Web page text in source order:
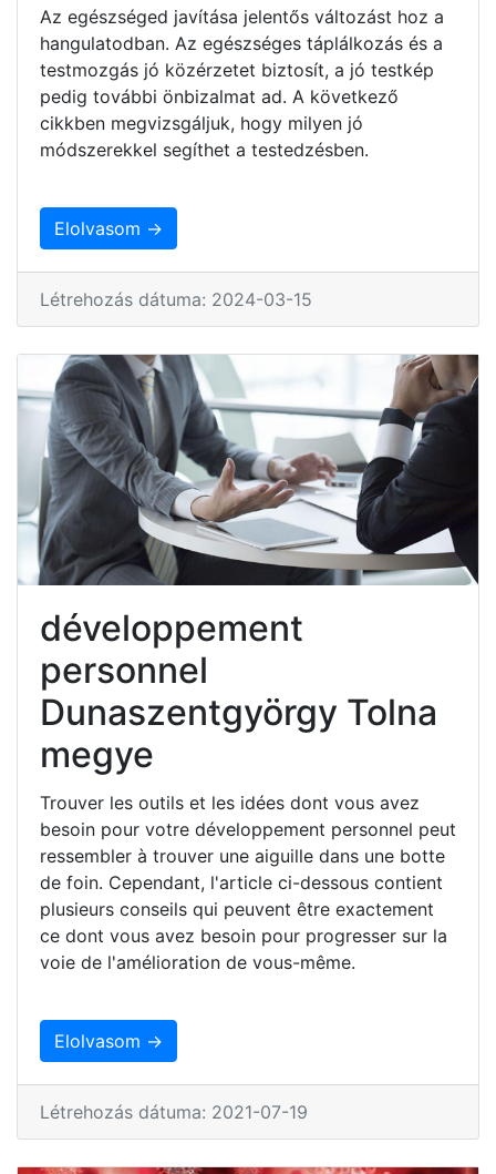
Az egészséged javítása jelentős változást hoz a
hangulatodban. Az egészséges táplálkozás és a
testmozgás jó közérzetet biztosít, a jó testkép
pedig további önbizalmat ad. A következő
cikkben megvizsgáljuk, hogy milyen jó
módszerekkel segíthet a testedzésben.
Elolvasom →
Létrehozás dátuma: 2024-03-15
développement
personnel
Dunaszentgyörgy Tolna
megye
Trouver les outils et les idées dont vous avez
besoin pour votre développement personnel peut
ressembler à trouver une aiguille dans une botte
de foin. Cependant, l'article ci-dessous contient
plusieurs conseils qui peuvent être exactement
ce dont vous avez besoin pour progresser sur la
voie de l'amélioration de vous-même.
Elolvasom →
Létrehozás dátuma: 2021-07-19